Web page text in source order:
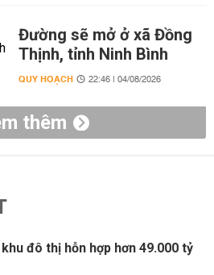
Đường sẽ mở ở xã Đồng
Thịnh, tỉnh Ninh Bình
QUY HOẠCH 22:46 | 04/08/2026
thêm
đô thị hỗn hợp hơn 49.000 tỷ